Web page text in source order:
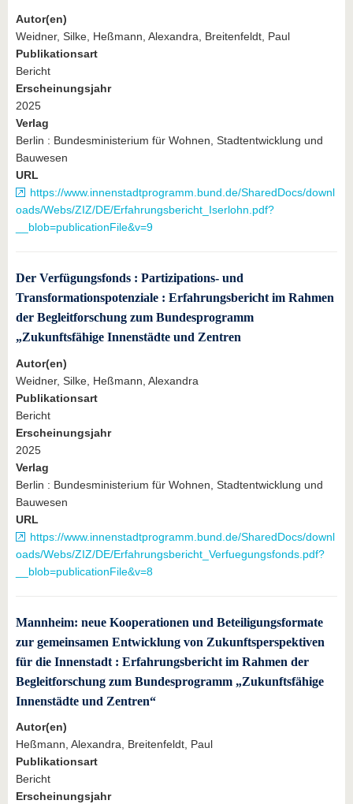
Autor(en)
Weidner, Silke, Heßmann, Alexandra, Breitenfeldt, Paul
Publikationsart
Bericht
Erscheinungsjahr
2025
Verlag
Berlin : Bundesministerium für Wohnen, Stadtentwicklung und
Bauwesen
URL
https://www.innenstadtprogramm.bund.de/SharedDocs/downl
oads/Webs/ZIZ/DE/Erfahrungsbericht_Iserlohn.pdf?
__blob=publicationFile&v=9
Der Verfügungsfonds : Partizipations- und
Transformationspotenziale : Erfahrungsbericht im Rahmen
der Begleitforschung zum Bundesprogramm
„Zukunftsfähige Innenstädte und Zentren
Autor(en)
Weidner, Silke, Heßmann, Alexandra
Publikationsart
Bericht
Erscheinungsjahr
2025
Verlag
Berlin : Bundesministerium für Wohnen, Stadtentwicklung und
Bauwesen
URL
https://www.innenstadtprogramm.bund.de/SharedDocs/downl
oads/Webs/ZIZ/DE/Erfahrungsbericht_Verfuegungsfonds.pdf?
__blob=publicationFile&v=8
Mannheim: neue Kooperationen und Beteiligungsformate
zur gemeinsamen Entwicklung von Zukunftsperspektiven
für die Innenstadt : Erfahrungsbericht im Rahmen der
Begleitforschung zum Bundesprogramm „Zukunftsfähige
Innenstädte und Zentren“
Autor(en)
Heßmann, Alexandra, Breitenfeldt, Paul
Publikationsart
Bericht
Erscheinungsjahr